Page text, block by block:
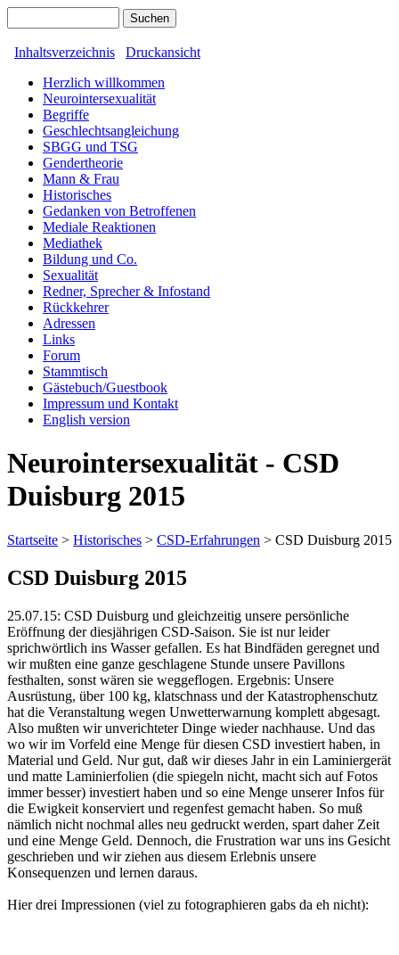
Inhaltsverzeichnis
Druckansicht
Herzlich willkommen
Neurointersexualität
Begriffe
Geschlechtsangleichung
SBGG und TSG
Gendertheorie
Mann & Frau
Historisches
Gedanken von Betroffenen
Mediale Reaktionen
Mediathek
Bildung und Co.
Sexualität
Redner, Sprecher & Infostand
Rückkehrer
Adressen
Links
Forum
Stammtisch
Gästebuch/Guestbook
Impressum und Kontakt
English version
Neurointersexualität - CSD
Duisburg 2015
Startseite > Historisches > CSD-Erfahrungen > CSD Duisburg 2015
CSD Duisburg 2015
25.07.15: CSD Duisburg und gleichzeitig unsere persönliche
Eröffnung der diesjährigen CSD-Saison. Sie ist nur leider
sprichwörtlich ins Wasser gefallen. Es hat Bindfäden geregnet und
wir mußten eine ganze geschlagene Stunde unsere Pavillons
festhalten, sonst wären sie weggeflogen. Ergebnis: Unsere
Ausrüstung, über 100 kg, klatschnass und der Katastrophenschutz
hat die Veranstaltung wegen Unwetterwarnung komplett abgesagt.
Also mußten wir unverichteter Dinge wieder nachhause. Und das
wo wir im Vorfeld eine Menge für diesen CSD investiert haben, in
Material und Geld. Nur gut, daß wir dieses Jahr in ein Laminiergerät
und matte Laminierfolien (die spiegeln nicht, macht sich auf Fotos
immer besser) investiert haben und so eine Menge unserer Infos für
die Ewigkeit konserviert und regenfest gemacht haben. So muß
nämlich nicht nochmal alles neu gedruckt werden, spart daher Zeit
und eine Menge Geld. Dennoch, die Frustration war uns ins Gesicht
geschrieben und wir ziehen aus diesem Erlebnis unsere
Konsequenzen und lernen daraus.
Hier drei Impressionen (viel zu fotographieren gabs da eh nicht):